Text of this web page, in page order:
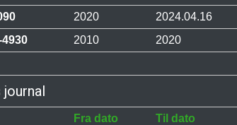
2020 2024.04.16
4930
2010 2020
Fra dato Til dato